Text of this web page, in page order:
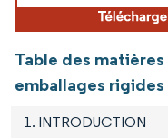
Table des
emballages
1. INTRODUCTION